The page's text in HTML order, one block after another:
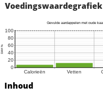
Voedingswaardegrafiek
Inhoud